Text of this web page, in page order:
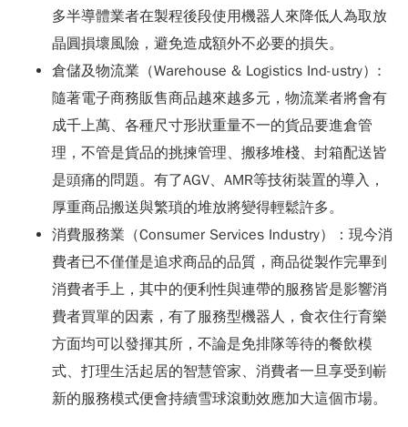
多半導體業者在製程後段使用機器人來降低人為取放
晶圓損壞風險，避免造成額外不必要的損失。
倉儲及物流業（Warehouse & Logistics Ind-ustry）:
隨著電子商務販售商品越來越多元，物流業者將會有
成千上萬、各種尺寸形狀重量不一的貨品要進倉管
理，不管是貨品的挑揀管理、搬移堆棧、封箱配送皆
是頭痛的問題。有了AGV、AMR等技術裝置的導入，
厚重商品搬送與繁瑣的堆放將變得輕鬆許多。
消費服務業（Consumer Services Industry）：現今消
費者已不僅僅是追求商品的品質，商品從製作完畢到
消費者手上，其中的便利性與連帶的服務皆是影響消
費者買單的因素，有了服務型機器人，食衣住行育樂
方面均可以發揮其所，不論是免排隊等待的餐飲模
式、打理生活起居的智慧管家、消費者一旦享受到嶄
新的服務模式便會持續雪球滾動效應加大這個市場。